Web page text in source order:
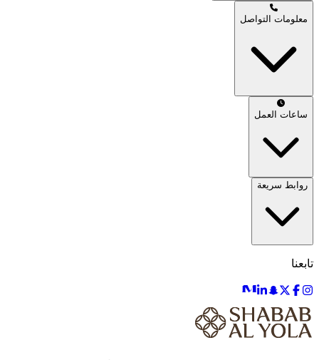
معلومات التواصل
ساعات العمل
روابط سريعة
تابعنا